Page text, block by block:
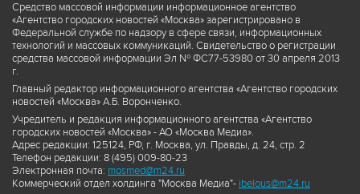
Средство массовой информации информационное агентство
«Агентство городских новостей «Москва» зарегистрировано в
Федеральной службе по надзору в сфере связи, информационных
технологий и массовых коммуникаций. Свидетельство о регистрации
средства массовой информации Эл № ФС77-53980 от 30 апреля 2013
г.
Главный редактор информационного агентства «Агентство городских
новостей «Москва» А.Б. Воронченко.
Учредитель и редакция информационного агентства «Агентство
городских новостей «Москва» - АО «Москва Медиа».
Адрес редакции: 125124, РФ, г. Москва, ул. Правды, д. 24, стр. 2
Телефон редакции: 8 (495) 009-80-23
Электронная почта: mosmed@m24.ru
Коммерческий отдел холдинга "Москва Медиа"- ibelous@m24.ru